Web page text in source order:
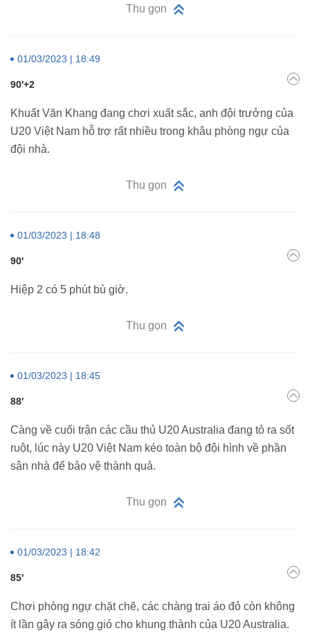
Thu gọn
01/03/2023 | 18:49
90'+2
Khuất Văn Khang đang chơi xuất sắc, anh đội trưởng của
U20 Việt Nam hỗ trợ rất nhiều trong khâu phòng ngự của
đội nhà.
Thu gọn
01/03/2023 | 18:48
90'
Hiệp 2 có 5 phút bù giờ.
Thu gọn
01/03/2023 | 18:45
88'
Càng về cuối trận các cầu thủ U20 Australia đang tỏ ra sốt
ruột, lúc này U20 Việt Nam kéo toàn bộ đội hình về phần
sân nhà để bảo vệ thành quả.
Thu gọn
01/03/2023 | 18:42
85'
Chơi phòng ngự chặt chẽ, các chàng trai áo đỏ còn không
ít lần gây ra sóng gió cho khung thành của U20 Australia.